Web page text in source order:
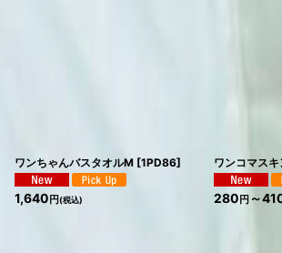
ワンちゃんバスタオルM [1PD86]
1,640 円(税込)
ワンコマス
280 円 ～